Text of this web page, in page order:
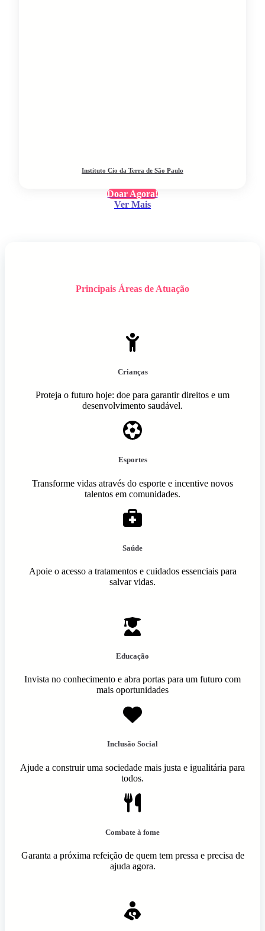
Instituto Cio da Terra de São Paulo
Doar Agora!
Ver Mais
Principais Áreas de Atuação
Crianças
Proteja o futuro hoje: doe para garantir direitos e um
desenvolvimento saudável.
Esportes
Transforme vidas através do esporte e incentive novos
talentos em comunidades.
Saúde
Apoie o acesso a tratamentos e cuidados essenciais para
salvar vidas.
Educação
Invista no conhecimento e abra portas para um futuro com
mais oportunidades
Inclusão Social
Ajude a construir uma sociedade mais justa e igualitária para
todos.
Combate à fome
Garanta a próxima refeição de quem tem pressa e precisa de
ajuda agora.